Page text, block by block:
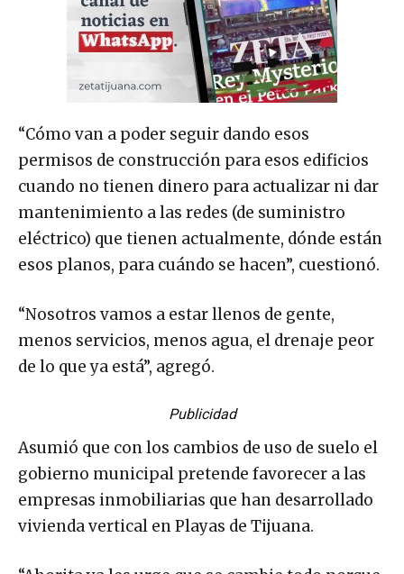
“Cómo van a poder seguir dando esos
permisos de construcción para esos edificios
cuando no tienen dinero para actualizar ni dar
mantenimiento a las redes (de suministro
eléctrico) que tienen actualmente, dónde están
esos planos, para cuándo se hacen”, cuestionó.
“Nosotros vamos a estar llenos de gente,
menos servicios, menos agua, el drenaje peor
de lo que ya está”, agregó.
Publicidad
Asumió que con los cambios de uso de suelo el
gobierno municipal pretende favorecer a las
empresas inmobiliarias que han desarrollado
vivienda vertical en Playas de Tijuana.